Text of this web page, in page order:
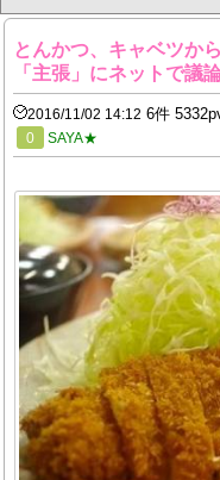
とんかつ、キャベツか
「主張」にネットで議
2016/11/02 14:12 6件
0 SAYA★